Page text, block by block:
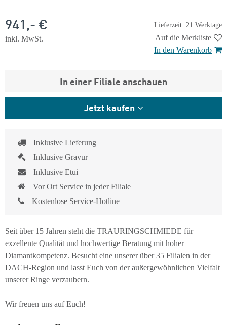
Lieferzeit: 21 Werktage
941,- €
inkl. MwSt.
Auf die Merkliste
In den Warenkorb
In einer Filiale anschauen
Jetzt kaufen
Inklusive Lieferung
Inklusive Gravur
Inklusive Etui
Vor Ort Service in jeder Filiale
Kostenlose Service-Hotline
Seit über 15 Jahren steht die TRAURINGSCHMIEDE für
exzellente Qualität und hochwertige Beratung mit hoher
Diamantkompetenz. Besucht eine unserer über 35 Filialen in der
DACH-Region und lasst Euch von der außergewöhnlichen Vielfalt
unserer Ringe verzaubern.
Wir freuen uns auf Euch!